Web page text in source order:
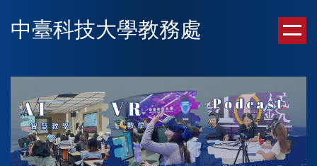
到
內
中臺科技大學教務處